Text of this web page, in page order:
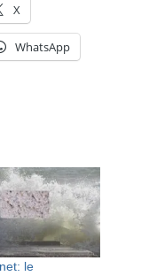
X
WhatsApp
le